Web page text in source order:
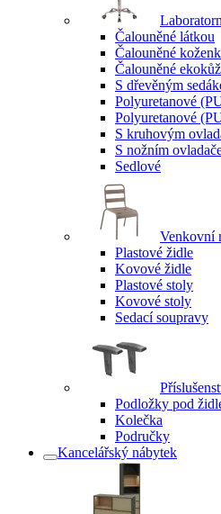
Čalouněné látkou
Čalouněné
Čalouněné
S dřevěným
Polyuretanové
Polyuretanové
S kruhovým
S nožním
Sedlové
Venkovní
Plastové židle
Kovové židle
Plastové stoly
Kovové stoly
Sedací soupravy
Podložky pod
Kolečka
Područky
Kancelářský nábytek